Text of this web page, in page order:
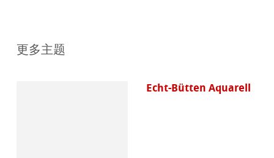
更多主题
Echt-Bütten Aquarell